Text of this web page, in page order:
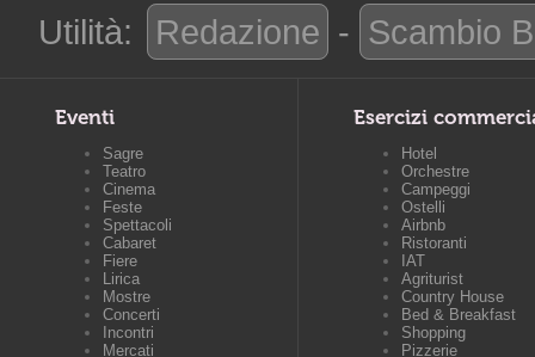
Utilità:
Redazione - Scambio
Eventi
Sagre
Teatro
Cinema
Feste
Spettacoli
Cabaret
Fiere
Lirica
Mostre
Concerti
Incontri
Mercati
Esercizi
Hotel
Orchestre
Campeggi
Ostelli
Airbnb
Ristoranti
IAT
Agriturist
Country House
Bed & Breakfast
Shopping
Pizzerie